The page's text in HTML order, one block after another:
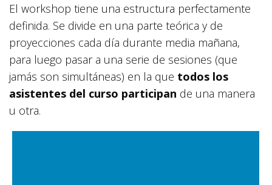
El workshop tiene una estructura perfectamente
definida. Se divide en una parte teórica y de
proyecciones cada día durante media mañana,
para luego pasar a una serie de sesiones (que
jamás son simultáneas) en la que todos los
asistentes del curso participan de una manera
u otra.